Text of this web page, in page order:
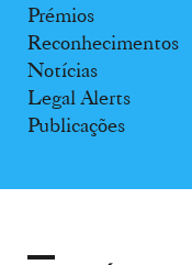
Prémios
Reconhecimentos
Notícias
Legal Alerts
Publicações